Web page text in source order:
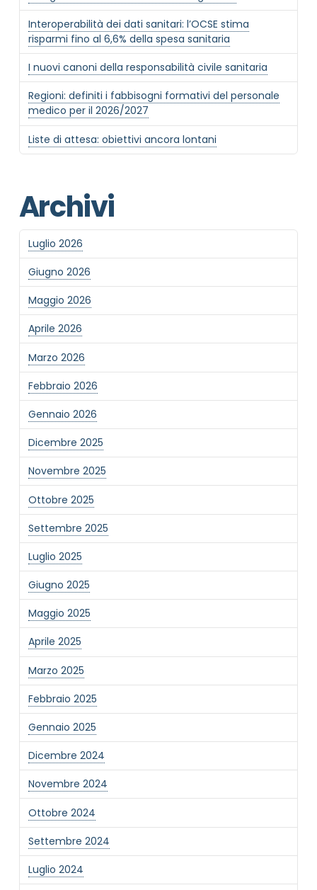
Interoperabilità dei dati sanitari: l’OCSE stima
risparmi fino al 6,6% della spesa sanitaria
I nuovi canoni della responsabilità civile sanitaria
Regioni: definiti i fabbisogni formativi del personale
medico per il 2026/2027
Liste di attesa: obiettivi ancora lontani
Archivi
Luglio 2026
Giugno 2026
Maggio 2026
Aprile 2026
Marzo 2026
Febbraio 2026
Gennaio 2026
Dicembre 2025
Novembre 2025
Ottobre 2025
Settembre 2025
Luglio 2025
Giugno 2025
Maggio 2025
Aprile 2025
Marzo 2025
Febbraio 2025
Gennaio 2025
Dicembre 2024
Novembre 2024
Ottobre 2024
Settembre 2024
Luglio 2024
MOTIVO DEL CONTATTO*
Informativa Privacy*
Privacy Policy completa
Newsletter
Desidero rimanere aggiornato sulle ultime
novità dell'Associazione tramite l'iscrizione alla
newsletter